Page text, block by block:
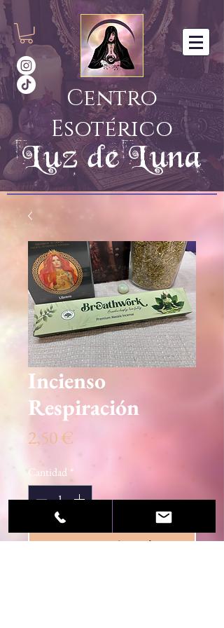
Centro
Esotérico
Luz de Luna
Incienso
Respiración
2,50 €
Cantidad *
Agregar al carrito